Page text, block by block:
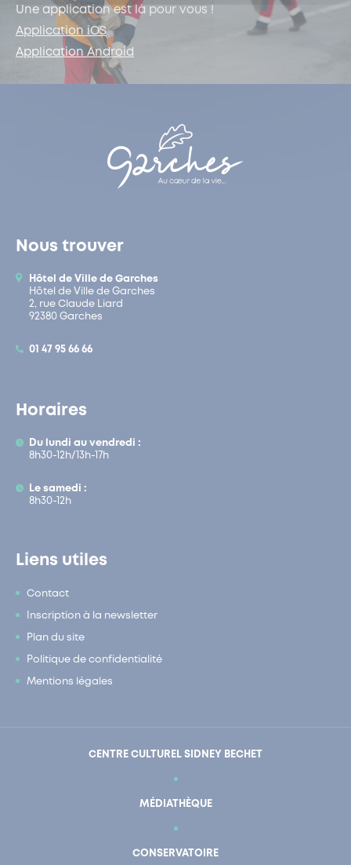
Une application est là pour vous !
Application iOS
Application Android
Nous trouver
Hôtel de Ville de Garches
Hôtel de Ville de Garches
2, rue Claude Liard
92380 Garches
01 47 95 66 66
Horaires
Du lundi au vendredi :
8h30-12h/13h-17h
Le samedi :
8h30-12h
Liens utiles
Contact
Inscription à la newsletter
Plan du site
Politique de confidentialité
Mentions légales
CENTRE CULTUREL SIDNEY BECHET
MÉDIATHÈQUE
CONSERVATOIRE